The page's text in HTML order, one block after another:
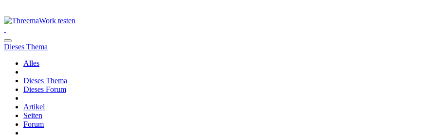
Dieses Thema
Alles
Dieses Thema
Dieses Forum
Artikel
Seiten
Forum